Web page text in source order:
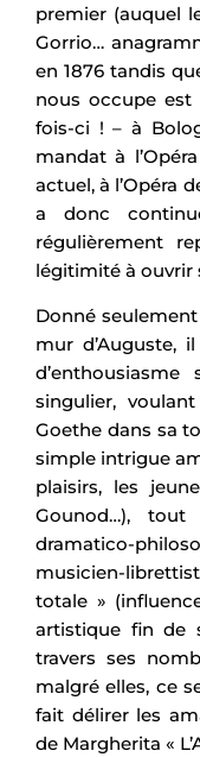
premier (auquel
Gorrio…
en 1876 tandis
nous occupe est
fois-ci ! – à
mandat à
actuel, à l’Opéra
a donc
régulièrement
légitimité à ouvrir
Donné seulement
mur d’Auguste,
singulier,
Goethe dans sa
simple intrigue
plaisirs, les
Gounod…),
dramatico-
musicien-
totale »
artistique fin de
travers ses
malgré elles, ce
fait délirer les
de Margherita «